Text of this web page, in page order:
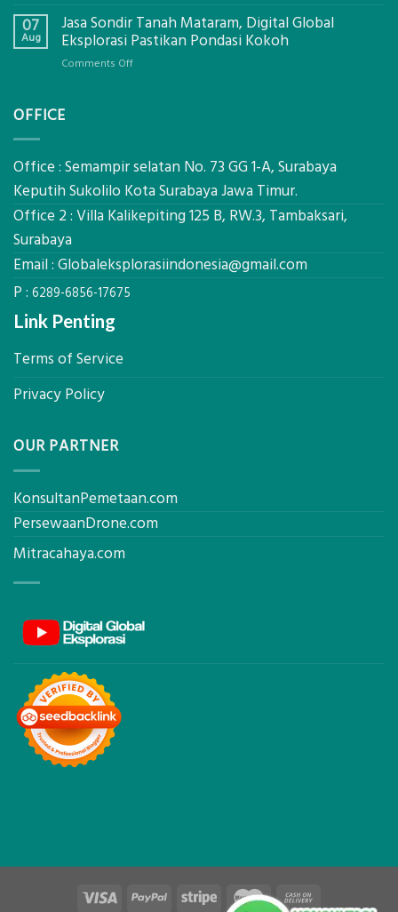
Lengkap
Dengan
Global
Menentukan
Produktivitas
07
Aug
Jasa Sondir Tanah Mataram, Digital Global
Eksplorasi Pastikan Pondasi Kokoh
Comments Offon
Global
Pastikan
Pondasi
OFFICE
Office : Semampir selatan No. 73 GG 1-A, Surabaya
Keputih Sukolilo Kota Surabaya Jawa Timur.
Office 2 : Villa Kalikepiting 125 B, RW.3, Tambaksari,
Surabaya
Email : Globaleksplorasiindonesia@gmail.com
P : 6289-6856-17675
Link Penting
Terms of Service
Privacy Policy
OUR PARTNER
KonsultanPemetaan.com
PersewaanDrone.com
Mitracahaya.com